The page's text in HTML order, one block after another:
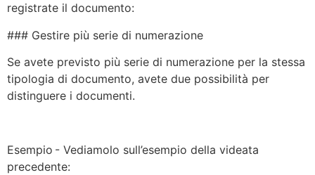
registrate il documento:
### Gestire più serie di numerazione
Se avete previsto più serie di numerazione per la stessa
tipologia di documento, avete due possibilità per
distinguere i documenti.
Esempio - Vediamolo sull’esempio della videata
precedente: